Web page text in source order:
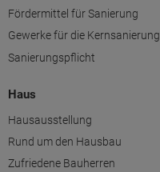
Fördermittel für Sanierung
Gewerke für die Kernsanierung
Sanierungspflicht
Haus
Hausausstellung
Rund um den Hausbau
Zufriedene Bauherren